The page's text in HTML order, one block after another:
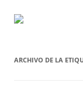
ARCHIVO DE LA